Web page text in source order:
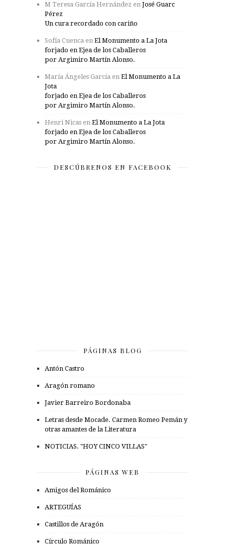
M Teresa García Hernández en José Guarc
Pérez
Un cura recordado con cariño
Sofía Cuenca en El Monumento a La Jota
forjado en Ejea de los Caballeros
por Argimiro Martín Alonso.
María Ángeles García en El Monumento a La
Jota
forjado en Ejea de los Caballeros
por Argimiro Martín Alonso.
Henri Nicas en El Monumento a La Jota
forjado en Ejea de los Caballeros
por Argimiro Martín Alonso.
DESCÚBRENOS EN FACEBOOK
PÁGINAS BLOG
Antón Castro
Aragón romano
Javier Barreiro Bordonaba
Letras desde Mocade. Carmen Romeo Pemán y
otras amantes de la Literatura
NOTICIAS. "HOY CINCO VILLAS"
PÁGINAS WEB
Amigos del Románico
ARTEGUÍAS
Castillos de Aragón
Círculo Románico